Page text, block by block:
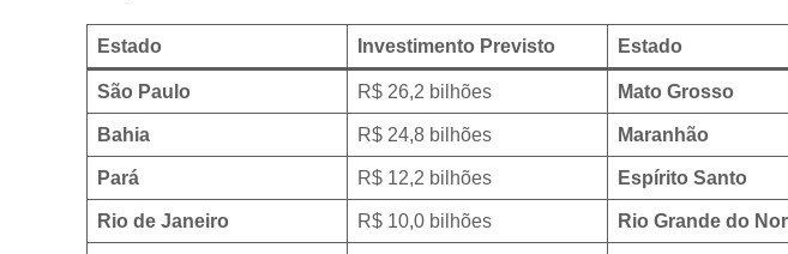
Estado Investimento Previsto Estado
São Paulo R$ 26,2 bilhões Mato Grosso
Bahia R$ 24,8 bilhões Maranhão
Pará R$ 12,2 bilhões Espírito Santo
Rio de Janeiro R$ 10,0 bilhões Rio Grande do